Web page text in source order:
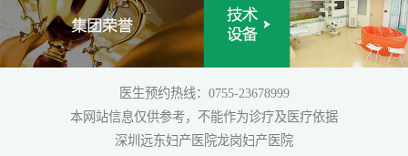
医生预约热线：0755-23678999
本网站信息仅供参考，不能作为诊疗及医疗依据
深圳远东妇产医院龙岗妇产医院